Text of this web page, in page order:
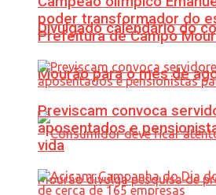
Divulgado calendário do
Mourão para o mês de
poder transformador do
Prefeitura de Campo
Previscam convoca
aposentados e
vida